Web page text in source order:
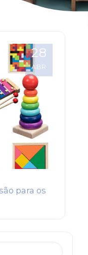
28
ABR
para os